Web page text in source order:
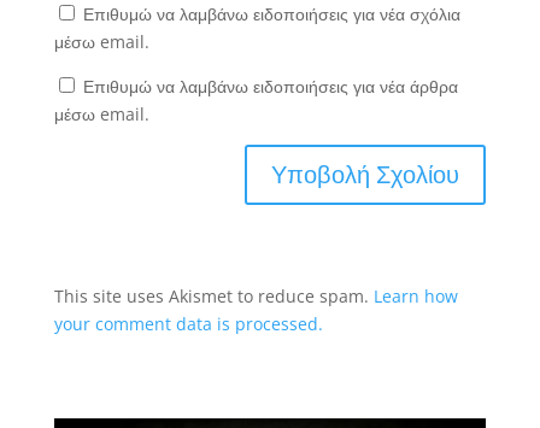
Επιθυμώ να λαμβάνω ειδοποιήσεις για νέα σχόλια
μέσω email.
Επιθυμώ να λαμβάνω ειδοποιήσεις για νέα άρθρα
μέσω email.
This site uses Akismet to reduce spam. Learn how
your comment data is processed.